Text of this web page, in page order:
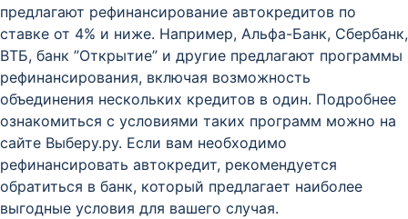
предлагают рефинансирование автокредитов по
ставке от 4% и ниже. Например, Альфа-Банк, Сбербанк,
ВТБ, банк ”Открытие” и другие предлагают программы
рефинансирования, включая возможность
объединения нескольких кредитов в один. Подробнее
ознакомиться с условиями таких программ можно на
сайте Выберу.ру. Если вам необходимо
рефинансировать автокредит, рекомендуется
обратиться в банк, который предлагает наиболее
выгодные условия для вашего случая.